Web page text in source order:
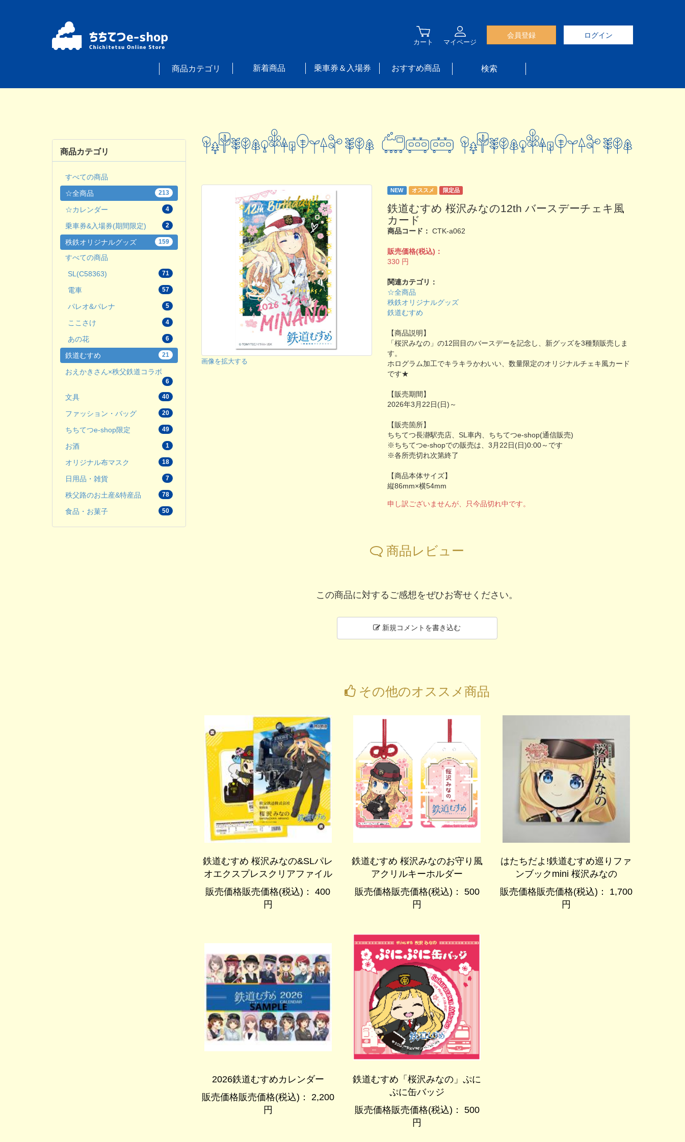
カート マイページ
会員登録 ログイン
商品カテゴリ 新着商品 乗車券＆入場券 おすすめ商品 検索
画像を拡大する
NEW オススメ 限定品
鉄道むすめ 桜沢みなの12th バースデーチェキ風
カード
商品コード： CTK-a062
販売価格(税込)：
330 円
関連カテゴリ：
☆全商品
秩鉄オリジナルグッズ
鉄道むすめ
【商品説明】
「桜沢みなの」の12回目のバースデーを記念し、新グッズを3種類販売しま
す。
ホログラム加工でキラキラかわいい、数量限定のオリジナルチェキ風カード
です★
【販売期間】
2026年3月22日(日)～
【販売箇所】
ちちてつ長瀞駅売店、SL車内、ちちてつe-shop(通信販売)
※ちちてつe-shopでの販売は、3月22日(日)0:00～です
※各所売切れ次第終了
【商品本体サイズ】
縦86mm×横54mm
申し訳ございませんが、只今品切れ中です。
商品レビュー
この商品に対するご感想をぜひお寄せください。
新規コメントを書き込む
その他のオススメ商品
鉄道むすめ 桜沢みなの&SLパレ
オエクスプレスクリアファイル
販売価格販売価格(税込)： 400
円
鉄道むすめ 桜沢みなのお守り風
アクリルキーホルダー
販売価格販売価格(税込)： 500
円
はたちだよ!鉄道むすめ巡りファ
ンブックmini 桜沢みなの
販売価格販売価格(税込)： 1,700
円
2026鉄道むすめカレンダー
販売価格販売価格(税込)： 2,200
円
鉄道むすめ「桜沢みなの」ぷに
ぷに缶バッジ
販売価格販売価格(税込)： 500
円
商品カテゴリ
すべての商品
☆全商品
213
☆カレンダー 4
乗車券&入場券(期間限定) 2
秩鉄オリジナルグッズ 159
すべての商品
SL(C58363)
71
電車 57
パレオ&パレナ 5
ここさけ 4
あの花 6
鉄道むすめ 21
おえかきさん×秩父鉄道コラボ
6
文具 40
ファッション・バッグ 20
ちちてつe-shop限定 49
お酒 1
オリジナル布マスク 18
日用品・雑貨 7
秩父路のお土産&特産品 78
食品・お菓子 50